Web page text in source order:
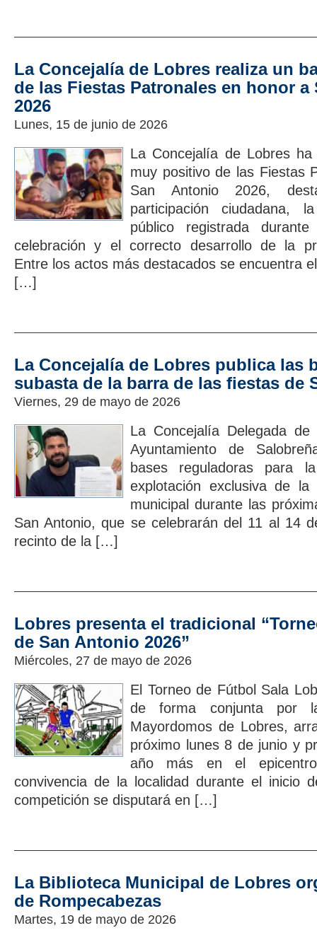
La Concejalía de Lobres realiza un
de las Fiestas Patronales en honor a
2026
Lunes, 15 de junio de 2026
La Concejalía de Lobres
muy positivo de las Fiestas
San Antonio 2026,
participación ciudadana,
público registrada
celebración y el correcto desarrollo de la
Entre los actos más destacados se encuentra
[…]
La Concejalía de Lobres publica las
subasta de la barra de las fiestas de
Viernes, 29 de mayo de 2026
La Concejalía Delegada
Ayuntamiento de
bases reguladoras para
explotación exclusiva de
municipal durante las
San Antonio, que se celebrarán del 11 al 14
recinto de la […]
Lobres presenta el tradicional
de San Antonio 2026”
Miércoles, 27 de mayo de 2026
El Torneo de Fútbol Sala
de forma conjunta por
Mayordomos de Lobres,
próximo lunes 8 de junio y
año más en el
convivencia de la localidad durante el inicio
competición se disputará en […]
La Biblioteca Municipal de Lobres
de Rompecabezas
Martes, 19 de mayo de 2026